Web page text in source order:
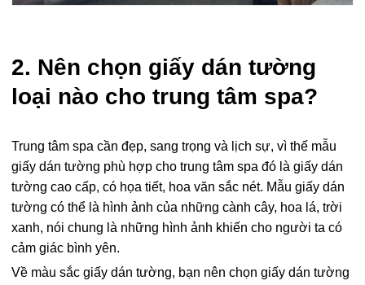
2. Nên chọn giấy dán tường
loại nào cho trung tâm spa?
Trung tâm spa cần đẹp, sang trọng và lịch sự, vì thế mẫu
giấy dán tường phù hợp cho trung tâm spa đó là giấy dán
tường cao cấp, có họa tiết, hoa văn sắc nét. Mẫu giấy dán
tường có thể là hình ảnh của những cành cây, hoa lá, trời
xanh, nói chung là những hình ảnh khiến cho người ta có
cảm giác bình yên.
Về màu sắc giấy dán tường, bạn nên chọn giấy dán tường